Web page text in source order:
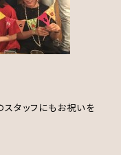
タッフにもお祝いを